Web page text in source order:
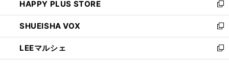
ド
ウ
で
開
く
ィ
ン
ド
ウ
で
開
い
ウ
ィ
ン
ド
ウ
HAPPY PLUS STORE
新
し
い
ウ
ィ
ン
SHUEISHA VOX
新
し
い
ウ
LEEマルシェ
新
し